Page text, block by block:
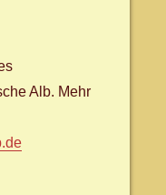
Alb. Mehr